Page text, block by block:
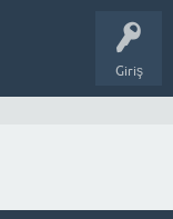
Giriş